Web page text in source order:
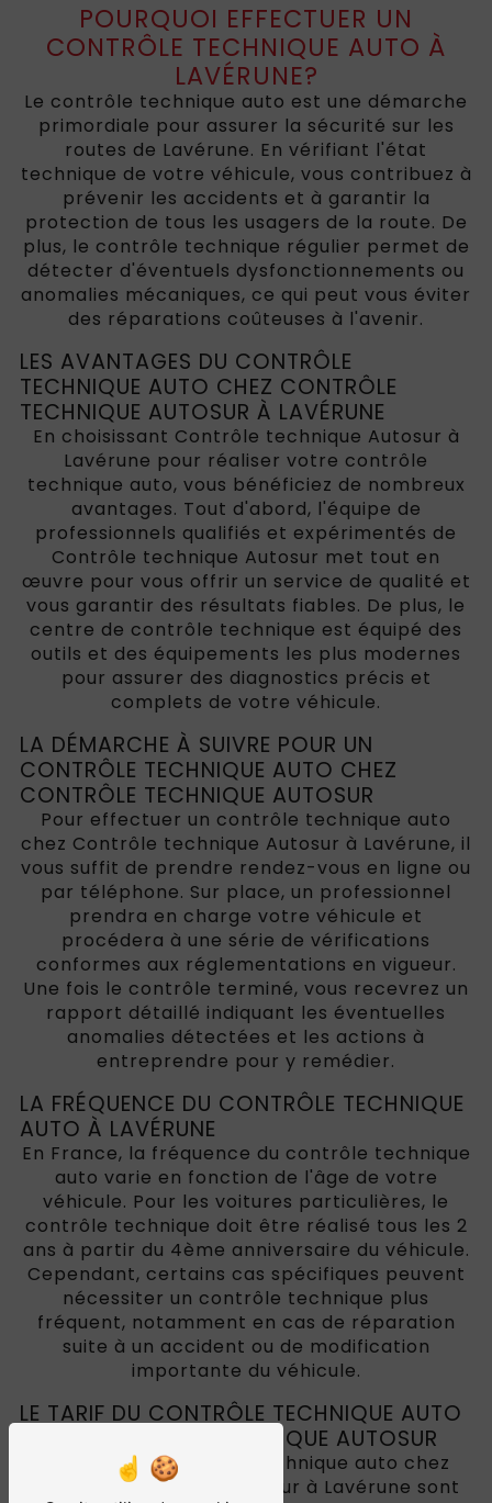
POURQUOI EFFECTUER UN
CONTRÔLE TECHNIQUE AUTO À
LAVÉRUNE?
Le contrôle technique auto est une démarche
primordiale pour assurer la sécurité sur les
routes de Lavérune. En vérifiant l'état
technique de votre véhicule, vous contribuez à
prévenir les accidents et à garantir la
protection de tous les usagers de la route. De
plus, le contrôle technique régulier permet de
détecter d'éventuels dysfonctionnements ou
anomalies mécaniques, ce qui peut vous éviter
des réparations coûteuses à l'avenir.
LES AVANTAGES DU CONTRÔLE
TECHNIQUE AUTO CHEZ CONTRÔLE
TECHNIQUE AUTOSUR À LAVÉRUNE
En choisissant Contrôle technique Autosur à
Lavérune pour réaliser votre contrôle
technique auto, vous bénéficiez de nombreux
avantages. Tout d'abord, l'équipe de
professionnels qualifiés et expérimentés de
Contrôle technique Autosur met tout en
œuvre pour vous offrir un service de qualité et
vous garantir des résultats fiables. De plus, le
centre de contrôle technique est équipé des
outils et des équipements les plus modernes
pour assurer des diagnostics précis et
complets de votre véhicule.
LA DÉMARCHE À SUIVRE POUR UN
CONTRÔLE TECHNIQUE AUTO CHEZ
CONTRÔLE TECHNIQUE AUTOSUR
Pour effectuer un contrôle technique auto
chez Contrôle technique Autosur à Lavérune, il
vous suffit de prendre rendez-vous en ligne ou
par téléphone. Sur place, un professionnel
prendra en charge votre véhicule et
procédera à une série de vérifications
conformes aux réglementations en vigueur.
Une fois le contrôle terminé, vous recevrez un
rapport détaillé indiquant les éventuelles
anomalies détectées et les actions à
entreprendre pour y remédier.
LA FRÉQUENCE DU CONTRÔLE TECHNIQUE
AUTO À LAVÉRUNE
En France, la fréquence du contrôle technique
auto varie en fonction de l'âge de votre
véhicule. Pour les voitures particulières, le
contrôle technique doit être réalisé tous les 2
ans à partir du 4ème anniversaire du véhicule.
Cependant, certains cas spécifiques peuvent
nécessiter un contrôle technique plus
fréquent, notamment en cas de réparation
suite à un accident ou de modification
importante du véhicule.
LE TARIF DU CONTRÔLE TECHNIQUE AUTO
CHEZ CONTRÔLE TECHNIQUE AUTOSUR
Les tarifs du contrôle technique auto chez
Contrôle technique Autosur à Lavérune sont